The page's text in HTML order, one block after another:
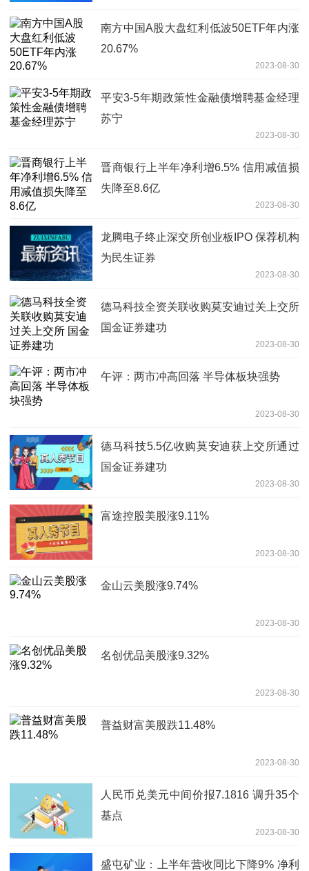
南方中国A股大盘红利低波50ETF年内涨
20.67%
2023-08-30
平安3-5年期政策性金融债增聘基金经理
苏宁
2023-08-30
晋商银行上半年净利增6.5% 信用减值损
失降至8.6亿
2023-08-30
龙腾电子终止深交所创业板IPO 保荐机构
为民生证券
2023-08-30
德马科技全资关联收购莫安迪过关上交所
国金证券建功
2023-08-30
午评：两市冲高回落 半导体板块强势
2023-08-30
德马科技5.5亿收购莫安迪获上交所通过
国金证券建功
2023-08-30
富途控股美股涨9.11%
2023-08-30
金山云美股涨9.74%
2023-08-30
名创优品美股涨9.32%
2023-08-30
普益财富美股跌11.48%
2023-08-30
人民币兑美元中间价报7.1816 调升35个
基点
2023-08-30
盛屯矿业：上半年营收同比下降9% 净利